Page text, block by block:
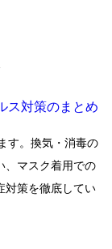
す。換気・消毒の
、マスク着用での
対策を徹底してい